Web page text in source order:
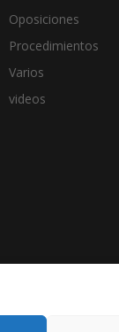
Oposiciones
Procedimientos
Varios
videos